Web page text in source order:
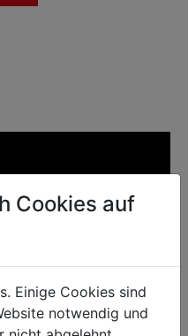
Cookies auf
Einige Cookies sind
notwendig und